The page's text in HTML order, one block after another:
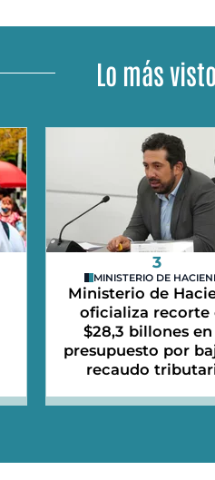
Lo más visto
3
MINISTERIO DE
Ministerio de
oficializa recorte
$28,3 billones en
presupuesto por
recaudo